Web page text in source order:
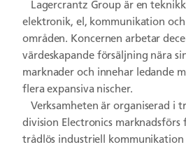
Lagercrantz Group är en
elektronik, el, kommunikation och
områden. Koncernen arbetar
värdeskapande försäljning nära
marknader och innehar ledande
flera expansiva nischer.
Verksamheten är organiserad i
division Electronics marknadsförs
trådlös industriell kommunikation